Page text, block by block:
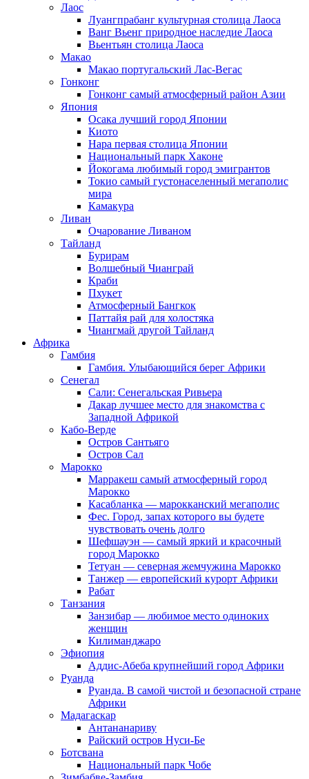
Лаос
Луангпрабанг культурная столица Лаоса
Ванг Вьенг природное наследие Лаоса
Вьентьян столица Лаоса
Макао
Макао португальский Лас-Вегас
Гонконг
Гонконг самый атмосферный район Азии
Япония
Осака лучший город Японии
Киото
Нара первая столица Японии
Национальный парк Хаконе
Йокогама любимый город эмигрантов
Токио самый густонаселенный мегаполис
мира
Камакура
Ливан
Очарование Ливаном
Тайланд
Бурирам
Волшебный Чианграй
Краби
Пхукет
Атмосферный Бангкок
Паттайя рай для холостяка
Чиангмай другой Тайланд
Африка
Гамбия
Гамбия. Улыбающийся берег Африки
Сенегал
Сали: Сенегальская Ривьера
Дакар лучшее место для знакомства с
Западной Африкой
Кабо-Верде
Остров Сантьяго
Остров Сал
Марокко
Марракеш самый атмосферный город
Марокко
Касабланка — марокканский мегаполис
Фес. Город, запах которого вы будете
чувствовать очень долго
Шефшауэн — самый яркий и красочный
город Марокко
Тетуан — северная жемчужина Марокко
Танжер — европейский курорт Африки
Рабат
Танзания
Занзибар — любимое место одиноких
женщин
Килиманджаро
Эфиопия
Аддис-Абеба крупнейший город Африки
Руанда
Руанда. В самой чистой и безопасной стране
Африки
Мадагаскар
Антананариву
Райский остров Нуси-Бе
Ботсвана
Национальный парк Чобе